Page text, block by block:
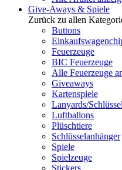
Give-Aways & Spiele
Zurück zu allen
Buttons
Feuerzeuge
BIC Feuerzeuge
Alle Feuerzeuge
Giveaways
Kartenspiele
Lanyards/
Luftballons
Plüschtiere
Schlüsselanhänger
Spiele
Spielzeuge
Stickers